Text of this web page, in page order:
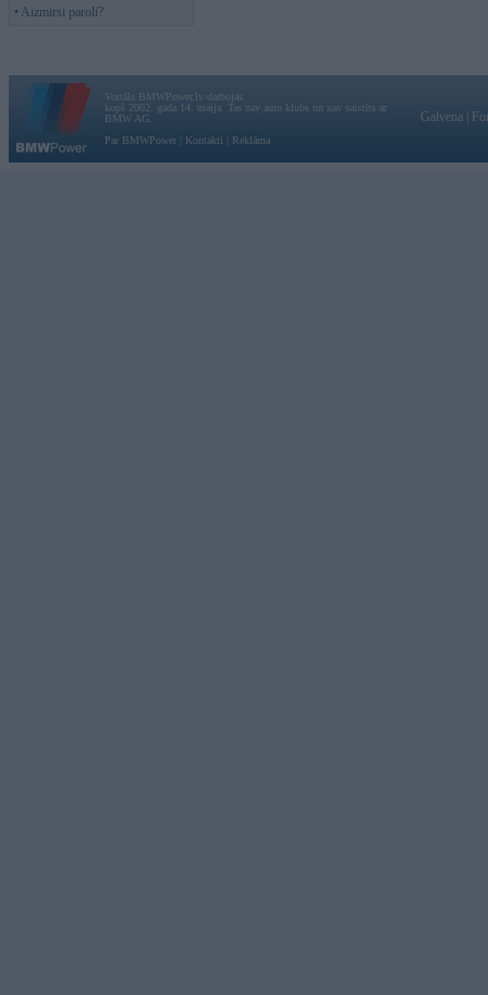
• Aizmirsi paroli?
Vortāls BMWPower.lv darbojas
kopš 2002. gada 14. maija. Tas nav auto klubs un nav saistīts ar
BMW AG.
Par BMWPower
Kontakti Reklāma
Galvena